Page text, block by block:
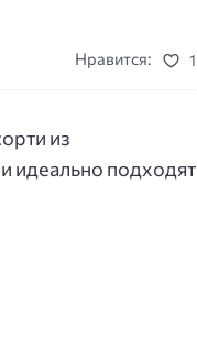
Нравится: 1
из
идеально подходят